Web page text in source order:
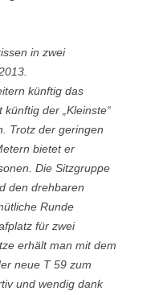
in zwei
künftig das
der „Kleinste“
Trotz der geringen
bietet er
Die Sitzgruppe
den drehbaren
Runde
für zwei
erhält man mit dem
neue T 59 zum
und wendig dank